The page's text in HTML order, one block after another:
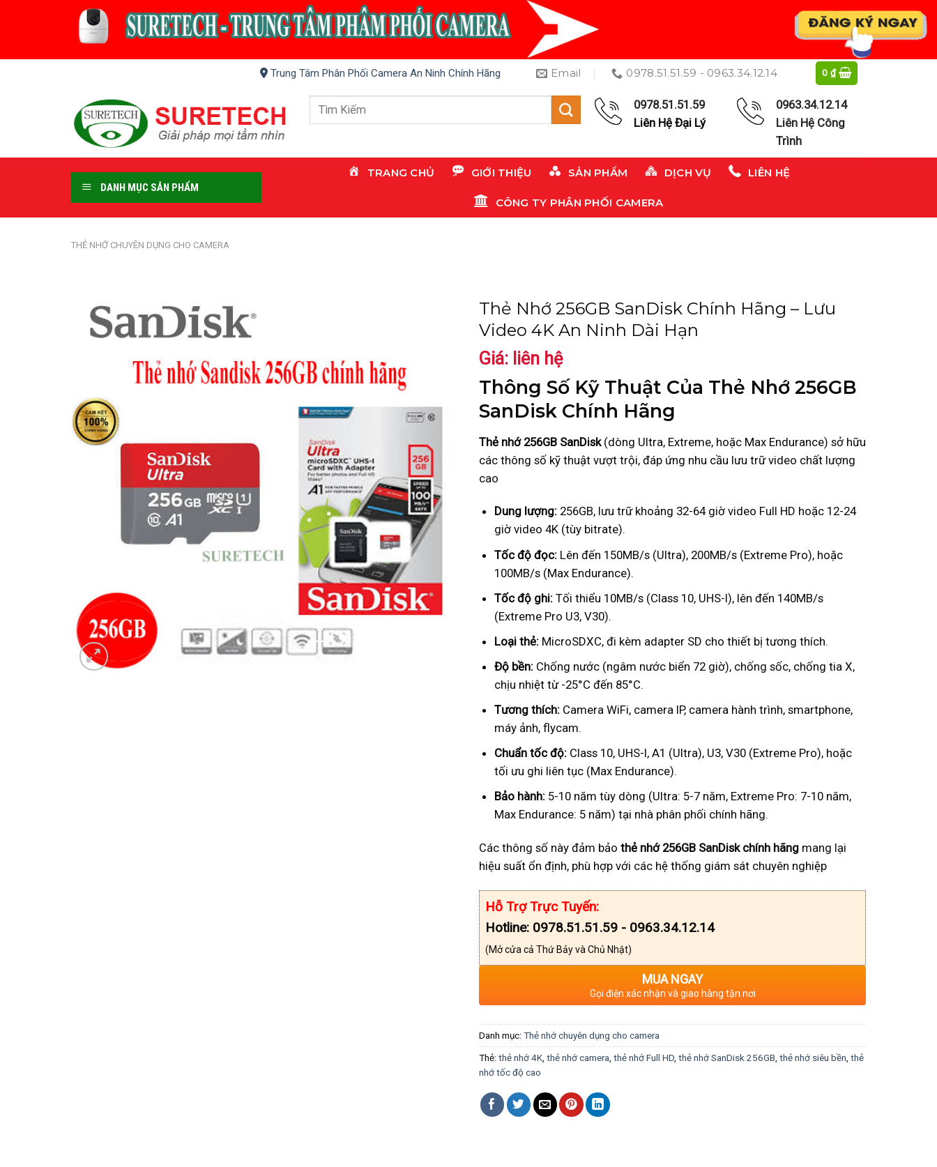
Trung Tâm Phân Phối Camera An Ninh Chính Hãng Email 0978.51.51.59 - 0963.34.12.14 0₫
Tìm
0978.51.51.59
Liên Hệ Đại Lý
0963.34.12.14
Liên Hệ Công
Trình
DANH MỤC SẢN PHẨM
TRANG CHỦ GIỚI THIỆU SẢN PHẨM DỊCH VỤ LIÊN HỆ
CÔNG TY PHÂN PHỐI CAMERA
THẺ NHỚ CHUYÊN DỤNG CHO CAMERA
Thẻ Nhớ 256GB SanDisk Chính Hãng – Lưu
Video 4K An Ninh Dài Hạn
Giá: liên hệ
Thông Số Kỹ Thuật Của Thẻ Nhớ 256GB
SanDisk Chính Hãng
Thẻ nhớ 256GB SanDisk(dòng Ultra, Extreme, hoặc Max Endurance) sở hữu
các thông số kỹ thuật vượt trội, đáp ứng nhu cầu lưu trữ video chất lượng
cao
Dung lượng:256GB, lưu trữ khoảng 32-64 giờ video Full HD hoặc 12-24
giờ video 4K (tùy bitrate).
Tốc độ đọc:Lên đến 150MB/s (Ultra), 200MB/s (Extreme Pro), hoặc
100MB/s (Max Endurance).
Tốc độ ghi:Tối thiểu 10MB/s (Class 10, UHS-I), lên đến 140MB/s
(Extreme Pro U3, V30).
Loại thẻ:MicroSDXC, đi kèm adapter SD cho thiết bị tương thích.
Độ bền:Chống nước (ngâm nước biển 72 giờ), chống sốc, chống tia X,
chịu nhiệt từ -25°C đến 85°C.
Tương thích:Camera WiFi, camera IP, camera hành trình, smartphone,
máy ảnh, flycam.
Chuẩn tốc độ:Class 10, UHS-I, A1 (Ultra), U3, V30 (Extreme Pro), hoặc
tối ưu ghi liên tục (Max Endurance).
Bảo hành:5-10 năm tùy dòng (Ultra: 5-7 năm, Extreme Pro: 7-10 năm,
Max Endurance: 5 năm) tại nhà phân phối chính hãng.
Các thông số này đảm bảo thẻ nhớ 256GB SanDisk chính hãng mang lại
hiệu suất ổn định, phù hợp với các hệ thống giám sát chuyên nghiệp
Hỗ Trợ Trực Tuyến:
Hotline: 0978.51.51.59 - 0963.34.12.14
(Mở cửa cả Thứ Bảy và Chủ Nhật)
MUA NGAY
Gọi điện xác nhận và giao hàng tận nơi
Danh mục: Thẻ nhớ chuyên dụng cho camera
Thẻ: thẻ nhớ 4K thẻ nhớ camera thẻ nhớ Full HD thẻ nhớ SanDisk 256GB thẻ nhớ siêu bền thẻ
nhớ tốc độ cao